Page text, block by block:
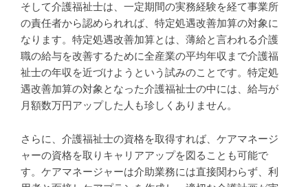
そして介護福祉士は、一定期間の実務経験を経て事業所
の責任者から認められれば、特定処遇改善加算の対象に
なります。特定処遇改善加算とは、薄給と言われる介護
職の給与を改善するために全産業の平均年収まで介護福
祉士の年収を近づけようという試みのことです。特定処
遇改善加算の対象となった介護福祉士の中には、給与が
月額数万円アップした人も珍しくありません。
さらに、介護福祉士の資格を取得すれば、ケアマネージ
ャーの資格を取りキャリアアップを図ることも可能で
す。ケアマネージャーは介助業務には直接関わらず、利